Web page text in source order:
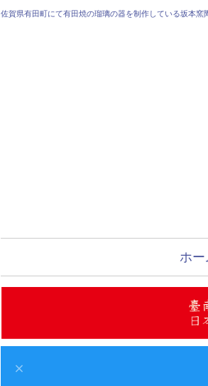
佐賀県有田町にて有田焼の瑠璃の器を制作している坂本窯
ホー